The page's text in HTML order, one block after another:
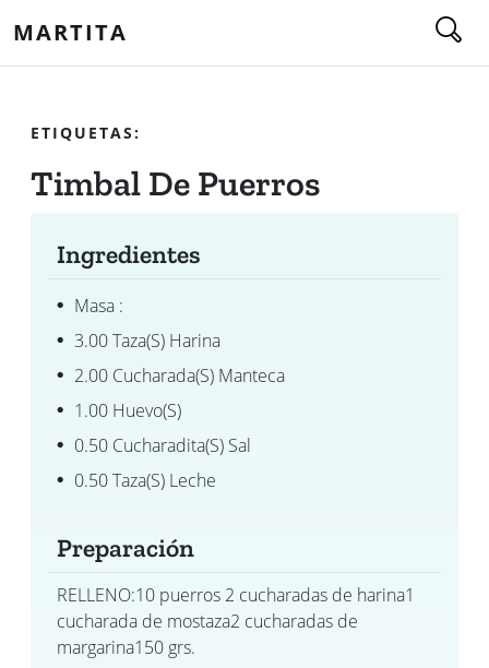
MARTITA
ETIQUETAS:
Timbal De Puerros
Ingredientes
Masa :
3.00 Taza(s) Harina
2.00 Cucharada(s) Manteca
1.00 Huevo(s)
0.50 Cucharadita(s) Sal
0.50 Taza(s) Leche
Preparación
RELLENO:10 puerros 2 cucharadas de harina1
cucharada de mostaza2 cucharadas de
margarina150 grs.